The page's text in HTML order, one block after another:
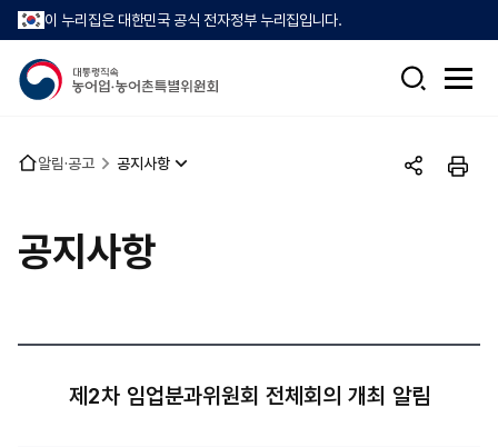
이 누리집은 대한민국 공식 전자정부 누리집입니다.
검
전
뉴
열
홈 알림·공고 공지사항
공
인
공지사항
제2차 임업분과위원회 전체회의 개최 알림